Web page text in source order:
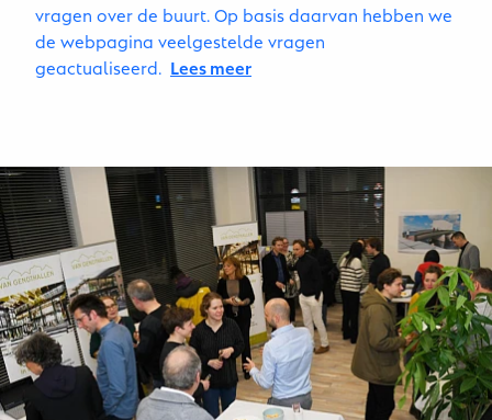
vragen over de buurt. Op basis daarvan hebben we
de webpagina veelgestelde vragen
geactualiseerd. Lees meer